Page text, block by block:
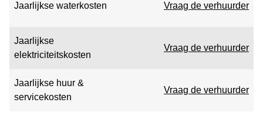
Jaarlijkse waterkosten Vraag de verhuurder
Jaarlijkse
elektriciteitskosten
Vraag de verhuurder
Jaarlijkse huur &
servicekosten
Vraag de verhuurder